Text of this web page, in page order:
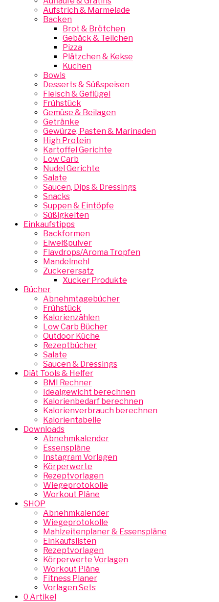
Aufstrich & Marmelade
Backen
Brot & Brötchen
Gebäck & Teilchen
Pizza
Plätzchen & Kekse
Kuchen
Bowls
Desserts & Süßspeisen
Fleisch & Geflügel
Frühstück
Gemüse & Beilagen
Getränke
Gewürze, Pasten & Marinaden
High Protein
Kartoffel Gerichte
Low Carb
Nudel Gerichte
Salate
Saucen, Dips & Dressings
Snacks
Suppen & Eintöpfe
Süßigkeiten
Einkaufstipps
Backformen
Eiweißpulver
Flavdrops/Aroma Tropfen
Mandelmehl
Zuckerersatz
Xucker Produkte
Bücher
Abnehmtagebücher
Frühstück
Kalorienzählen
Low Carb Bücher
Outdoor Küche
Rezeptbücher
Salate
Saucen & Dressings
Diät Tools & Helfer
BMI Rechner
Idealgewicht berechnen
Kalorienbedarf berechnen
Kalorienverbrauch berechnen
Kalorientabelle
Downloads
Abnehmkalender
Essenspläne
Instagram Vorlagen
Körperwerte
Rezeptvorlagen
Wiegeprotokolle
Workout Pläne
SHOP
Abnehmkalender
Wiegeprotokolle
Mahlzeitenplaner & Essenspläne
Einkaufslisten
Rezeptvorlagen
Körperwerte Vorlagen
Workout Pläne
Fitness Planer
Vorlagen Sets
0 Artikel